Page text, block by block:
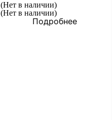
(Нет в наличии)
(Нет в наличии)
Подробнее